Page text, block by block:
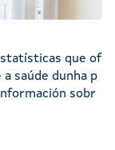
que of
saúde dunha p
sobr